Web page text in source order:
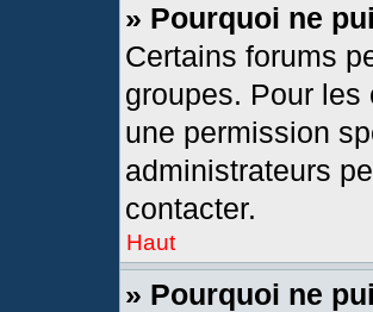
» Pourquoi ne
Certains forums
groupes. Pour
une permission
administrateurs
contacter.
Haut
» Pourquoi ne